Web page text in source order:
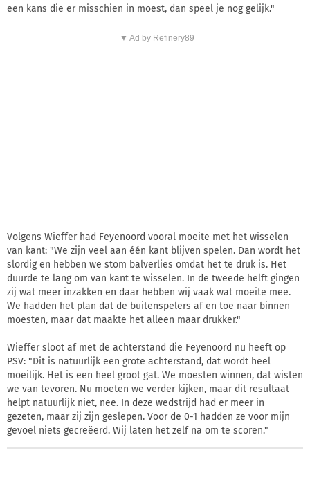
een kans die er misschien in moest, dan speel je nog gelijk."
▼ Ad by Refinery89
Volgens Wieffer had Feyenoord vooral moeite met het wisselen
van kant: "We zijn veel aan één kant blijven spelen. Dan wordt het
slordig en hebben we stom balverlies omdat het te druk is. Het
duurde te lang om van kant te wisselen. In de tweede helft gingen
zij wat meer inzakken en daar hebben wij vaak wat moeite mee.
We hadden het plan dat de buitenspelers af en toe naar binnen
moesten, maar dat maakte het alleen maar drukker."
Wieffer sloot af met de achterstand die Feyenoord nu heeft op
PSV: "Dit is natuurlijk een grote achterstand, dat wordt heel
moeilijk. Het is een heel groot gat. We moesten winnen, dat wisten
we van tevoren. Nu moeten we verder kijken, maar dit resultaat
helpt natuurlijk niet, nee. In deze wedstrijd had er meer in
gezeten, maar zij zijn geslepen. Voor de 0-1 hadden ze voor mijn
gevoel niets gecreëerd. Wij laten het zelf na om te scoren."